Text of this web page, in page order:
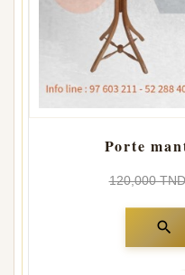
Porte
120,000 TND
search